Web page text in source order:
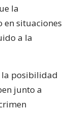
la
en situaciones
a la
la posibilidad
junto a